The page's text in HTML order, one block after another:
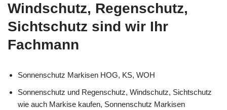
Windschutz, Regenschutz,
Sichtschutz sind wir Ihr
Fachmann
Sonnenschutz Markisen HOG, KS, WOH
Sonnenschutz und Regenschutz, Windschutz, Sichtschutz
wie auch Markise kaufen, Sonnenschutz Markisen